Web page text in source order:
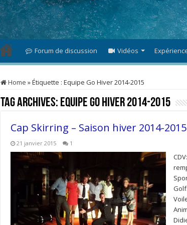
Forum de discussion Vidéos
Home »Étiquette : Equipe Go Hiver 2014-2015
Tag Archives: Equipe Go Hiver 2014-2015
Cap Skirring – Saison hiver 2014-2015
21 janvier 2015 1